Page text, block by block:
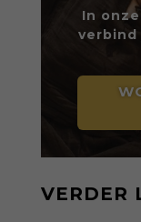
In
VERDER